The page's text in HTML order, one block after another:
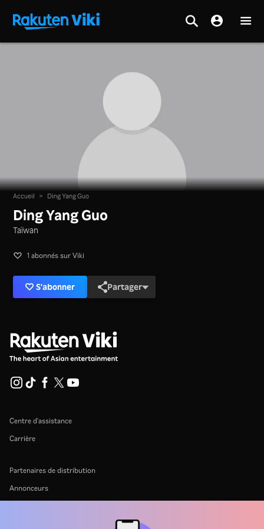
Accueil > Ding Yang Guo
Ding Yang Guo
Taïwan
1 abonnés sur Viki
S'abonner Partager
Centre d'assistance
Carrière
Partenaires de distribution
Annonceurs